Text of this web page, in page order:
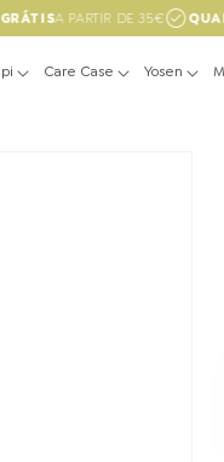
A PARTIR DE 35€
Care Case Yosen